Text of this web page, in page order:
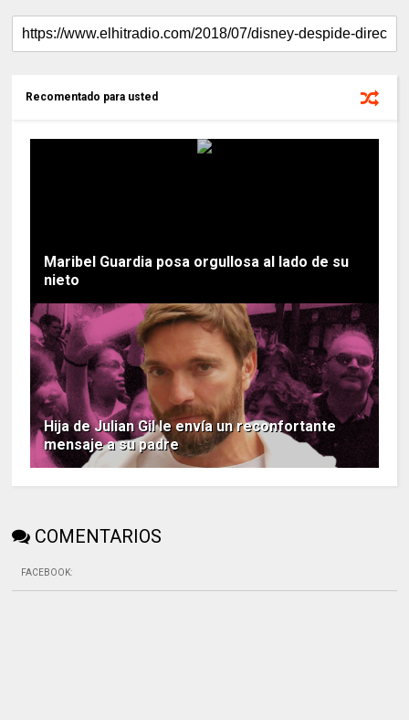
Recomentado para usted
Maribel Guardia posa orgullosa al lado de su
nieto
Hija de Julian Gil le envía un reconfortante
mensaje a su padre
COMENTARIOS
FACEBOOK: